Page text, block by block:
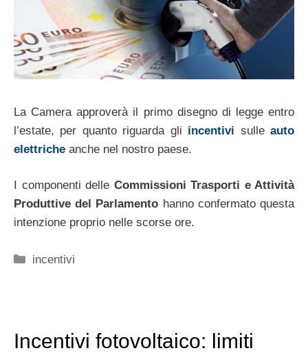
La Camera approverà il primo disegno di legge entro
l’estate, per quanto riguarda gli incentivi sulleauto
elettriche anche nel nostro paese.
I componenti delle Commissioni Trasporti e Attività
Produttive del Parlamento hanno confermato questa
intenzione proprio nelle scorse ore.
Categorie
incentivi
Incentivi fotovoltaico: limiti